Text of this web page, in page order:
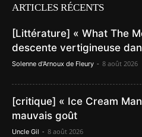
ARTICLES RÉCENTS
[Littérature] « What The
descente vertigineuse
Solenne d'Arnoux de Fleury - 8 août 2026
[critique] « Ice Cream
mauvais goût
Uncle Gil - 8 août 2026